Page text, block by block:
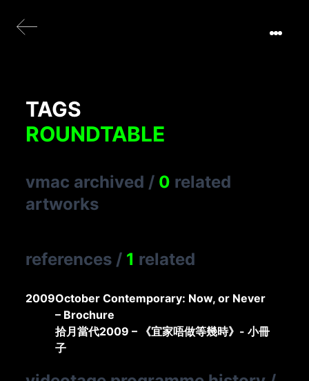
TAGS
ROUNDTABLE
vmac archived / 0 related
artworks
references / 1 related
2009October Contemporary: Now, or Never
– Brochure
拾月當代2009 – 《宜家唔做等幾時》- 小冊
子